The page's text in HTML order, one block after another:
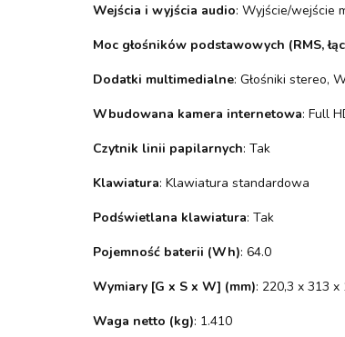
Wejścia i wyjścia audio: Wyjście/wejście
Moc głośników podstawowych (RMS,
Dodatki multimedialne: Głośniki stereo,
Wbudowana kamera internetowa: Full
Czytnik linii papilarnych: Tak
Klawiatura: Klawiatura standardowa
Podświetlana klawiatura: Tak
Pojemność baterii (Wh): 64.0
Wymiary [G x S x W] (mm): 220,3 x 313 x
Waga netto (kg): 1.410